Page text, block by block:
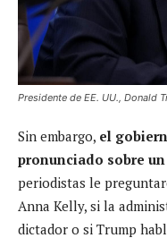
Presidente de EE. UU., Donald
Sin embargo, el
pronunciado sobre
periodistas le
Anna Kelly, si la
dictador o si Trump